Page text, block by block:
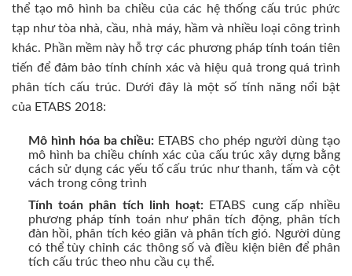
thể tạo mô hình ba chiều của các hệ thống cấu trúc phức
tạp như tòa nhà, cầu, nhà máy, hầm và nhiều loại công trình
khác. Phần mềm này hỗ trợ các phương pháp tính toán tiên
tiến để đảm bảo tính chính xác và hiệu quả trong quá trình
phân tích cấu trúc. Dưới đây là một số tính năng nổi bật
của ETABS 2018:
Mô hình hóa ba chiều: ETABS cho phép người dùng tạo
mô hình ba chiều chính xác của cấu trúc xây dựng bằng
cách sử dụng các yếu tố cấu trúc như thanh, tấm và cột
vách trong công trình
Tính toán phân tích linh hoạt: ETABS cung cấp nhiều
phương pháp tính toán như phân tích động, phân tích
đàn hồi, phân tích kéo giãn và phân tích gió. Người dùng
có thể tùy chỉnh các thông số và điều kiện biên để phân
tích cấu trúc theo nhu cầu cụ thể.